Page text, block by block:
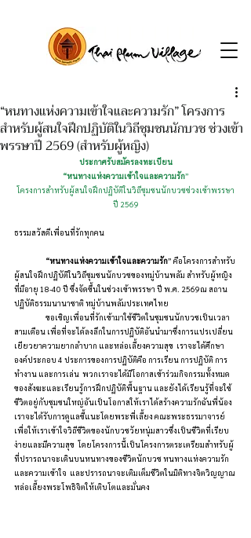
“หนทางแห่งความเข้าใจและความรัก” โครงการ
สำหรับผู้สนใจฝึกปฏิบัติในวิถีชุมชนนักบวช ช่วงเข้า
พรรษาปี 2569 (สำหรับผู้หญิง)
ประกาศรับสมัครลงทะเบียน
“หนทางแห่งความเข้าใจและความรัก”
โครงการสำหรับผู้สนใจฝึกปฏิบัติในวิถีชุมชนนักบวชช่วงเข้าพรรษา
ปี 2569
ธรรมสวัสดีเพื่อนที่รักทุกคน
“หนทางแห่งความเข้าใจและความรัก” คือโครงการสำหรับ
ผู้สนใจฝึกปฏิบัติในวิถีชุมชนนักบวชของหมู่บ้านพลัม สำหรับผู้หญิง
ที่มีอายุ 18-40 ปี ซึ่งจัดขึ้นในช่วงเข้าพรรษา ปี พ.ศ. 2569ณ สถาน
ปฏิบัติธรรมนานาชาติ หมู่บ้านพลัมประเทศไทย
สามเดือน เพื่อที่จะได้ลงลึกในการปฏิบัติอันนำมาซึ่งการแปรเปลี่ยน
เยียวยาความยากลำบาก และหล่อเลี้ยงความสุข  เราจะได้ศึกษา
องค์ประกอบ 4 ประการของการปฏิบัติคือ การเรียน การปฏิบัติ การ
ทำงาน และการเล่น  พวกเราจะได้มีโอกาสเข้าร่วมกิจกรรมทั้งหมด
ของสังฆะและเรียนรู้การฝึกปฏิบัติพื้นฐาน และยังได้เรียนรู้ที่จะใช้
ชีวิตอยู่กับชุมชนใหญ่อันเป็นโอกาสให้เราได้สร้างความรักฉันพี่น้อง
เราจะได้รับการดูแลชี้แนะโดยพระพี่เลี้ยง คณะพระธรรมาจารย์
เพื่อให้เราเข้าใจวิถีชีวิตของนักบวชวัยหนุ่มสาวซึ่งเป็นชีวิตที่เรียบ
ง่ายและมีความสุข  โดยโครงการนี้เป็นโครงการตระเตรียมสำหรับผู้
ที่ปรารถนาจะเดินบนหนทางของชีวิตนักบวช หนทางแห่งความรัก
และความเข้าใจ  และปรารถนาจะเติมเต็มชีวิตในมิติทางจิตวิญญาณ
หล่อเลี้ยงพระโพธิจิตให้เติบโตและมั่นคง